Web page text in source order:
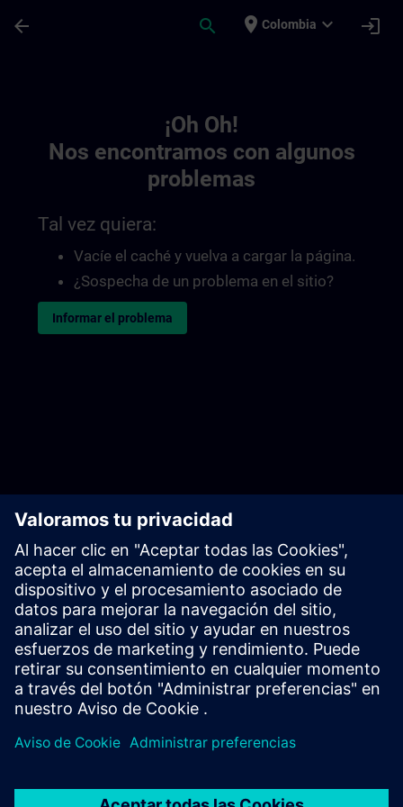
arrow_back search place Colombia expand_more login
¡Oh Oh!
Nos encontramos con algunos
problemas
Tal vez quiera:
Vacíe el caché y vuelva a cargar la página.
¿Sospecha de un problema en el sitio?
Informar el problema